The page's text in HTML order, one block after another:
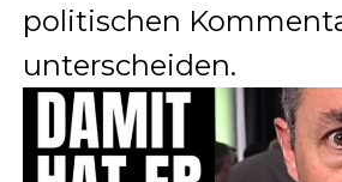
politischen
unterscheiden.